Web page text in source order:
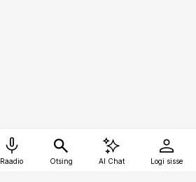
Raadio Otsing AI Chat Logi sisse